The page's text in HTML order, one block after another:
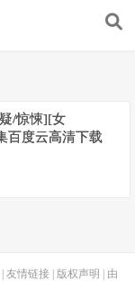
/惊悚][女
百度云高清下载
友情链接 版权声明
| 由